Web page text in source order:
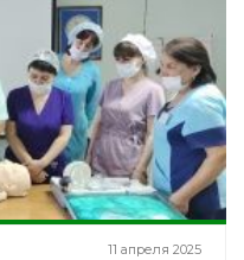
11 апреля 2025